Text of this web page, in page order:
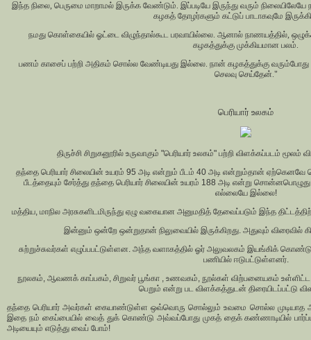
இந்த நிலை, பெருமை மாறாமல் இருக்க வேண்டும். இப்படியே இருந்து வரும்
கழகத் தோழர்களும் கட்டுப் பாடாகவுமே
நமது கொள்கையில் ஓட்டை விழுந்தால்கூட பரவாயில்லை. ஆனால் நாணயத்தில்,
கழகத்துக்கு முக்கியமான பலம்.
பணம் காசைப் பற்றி அதிகம் சொல்ல வேண்டியது இல்லை. நான் கழகத்துக்கு
செலவு செய்தேன்."
பெரியார் உலகம்
திருச்சி சிறுகனூரில் உருவாகும் "பெரியார் உலகம்" பற்றி விளக்கப்படம் மூலம்
தந்தை பெரியார் சிலையின் உயரம் 95 அடி என்றும் பீடம் 40 அடி என்றும்தான் ஏற்கெனவே
பீடத்தையும் சேர்த்து தந்தை பெரியார் சிலையின் உயரம் 188 அடி என்று
எல்லையே இல்லை!
மத்திய, மாநில அரசுகளிடமிருந்து ஏழு வகையான அனுமதித் தேவைப்படும் இந்த
இன்னும் ஒன்றே ஒன்றுதான் நிலுவையில் இருக்கிறது. அதுவும் விரைவில்
சுற்றுச்சுவர்கள் எழுப்பபட்டுள்ளன. அந்த வளாகத்தில் ஓர் அலுவலகம் இயங்கிக் கொண்டு
பணியில் ஈடுபட்டுள்ளனர்.
நூலகம், ஆவணக் காப்பகம், சிறுவர் பூங்கா , உணவகம், நூல்கள் விற்பனையகம்
பெறும் என்று பட விளக்கத்துடன் திரையிடப்பட்டு
தந்தை பெரியார் அவர்கள் கையாண்டுள்ள ஒவ்வொரு சொல்லும் உவமை சொல்ல முடியாத
இதை நம் கைப்பையில் வைத் துக் கொண்டு அவ்வப்போது முகத் தைக் கண்ணாடியில்
அடியையும் எடுத்து வைப் போம்!